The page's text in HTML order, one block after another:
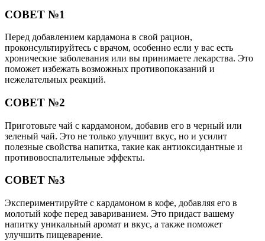
СОВЕТ №1
Перед добавлением кардамона в свой рацион,
проконсультируйтесь с врачом, особенно если у вас есть
хронические заболевания или вы принимаете лекарства. Это
поможет избежать возможных противопоказаний и
нежелательных реакций.
СОВЕТ №2
Приготовьте чай с кардамоном, добавив его в черный или
зеленый чай. Это не только улучшит вкус, но и усилит
полезные свойства напитка, такие как антиоксидантные и
противовоспалительные эффекты.
СОВЕТ №3
Экспериментируйте с кардамоном в кофе, добавляя его в
молотый кофе перед завариванием. Это придаст вашему
напитку уникальный аромат и вкус, а также поможет
улучшить пищеварение.